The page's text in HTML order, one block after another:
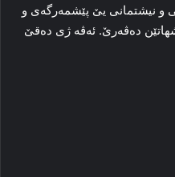
و نیشتمانی یێ پێشمەرگەی و
دەڤەرێ. ئەڤە ژی دەقێ